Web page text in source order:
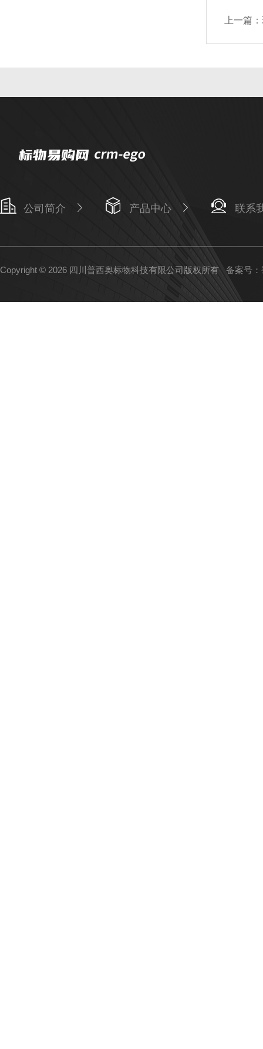
上一篇：
公司简介 产品中心 联系
Copyright © 2026 四川普西奥标物科技有限公司版权所有 备案号：